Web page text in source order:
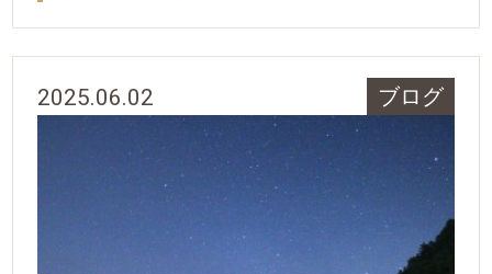
2025.06.02 ブログ